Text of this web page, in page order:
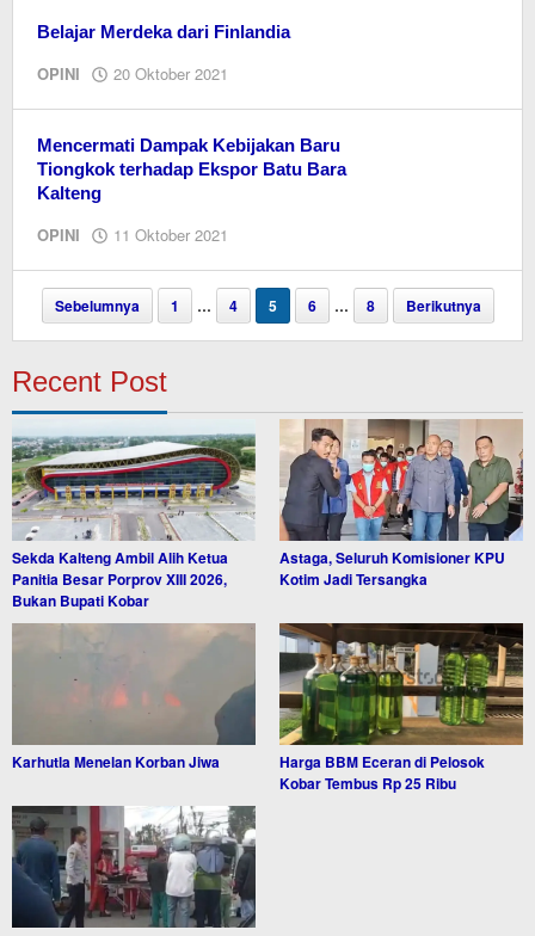
Belajar Merdeka dari Finlandia
OPINI 20 Oktober 2021
Mencermati Dampak Kebijakan Baru
Tiongkok terhadap Ekspor Batu Bara
Kalteng
OPINI 11 Oktober 2021
Sebelumnya 1 … 4 5 6 … 8 Berikutnya
Recent Post
Sekda Kalteng Ambil Alih Ketua
Panitia Besar Porprov XIII 2026,
Bukan Bupati Kobar
Astaga, Seluruh Komisioner KPU
Kotim Jadi Tersangka
Karhutla Menelan Korban Jiwa
Harga BBM Eceran di Pelosok
Kobar Tembus Rp 25 Ribu